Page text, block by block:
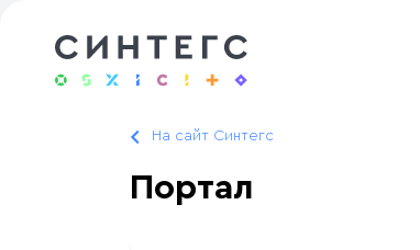
На сайт Синтегс
Портал